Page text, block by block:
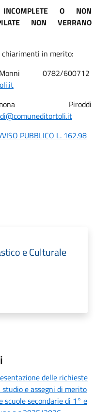
O NON
NON VERRANO
chiarimenti in merito:
0782/600712
Piroddi
PUBBLICO L. 162.98
e Culturale
delle richieste
e assegni di merito
secondarie di 1° e